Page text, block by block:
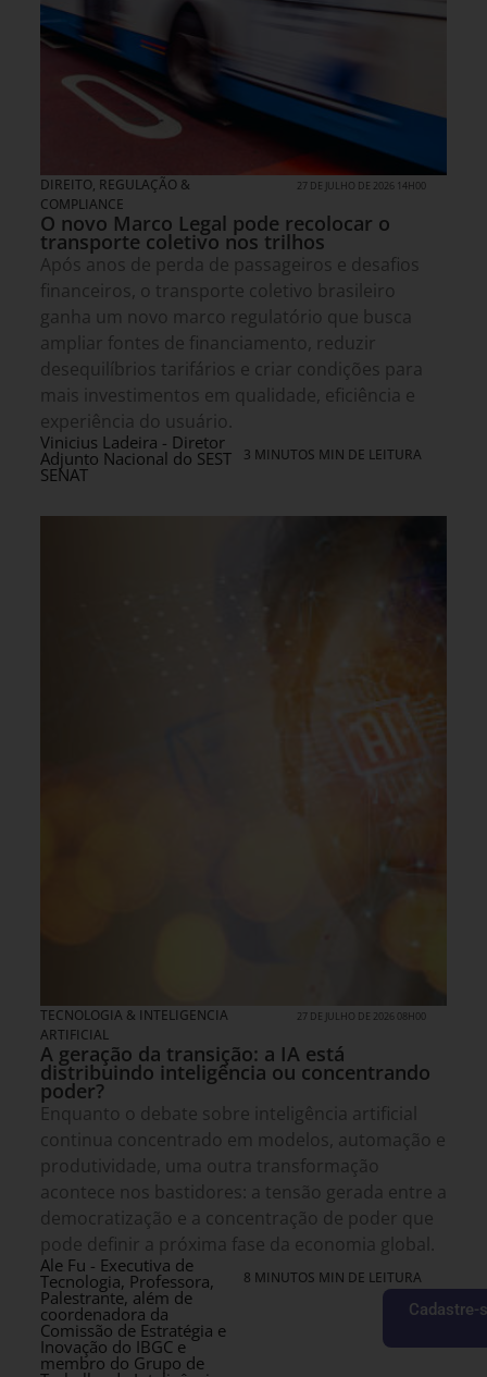
DIREITO, REGULAÇÃO &
COMPLIANCE
27 DE JULHO DE 2026 14H00
O novo Marco Legal pode recolocar o
transporte coletivo nos trilhos
Após anos de perda de passageiros e desafios
financeiros, o transporte coletivo brasileiro
ganha um novo marco regulatório que busca
ampliar fontes de financiamento, reduzir
desequilíbrios tarifários e criar condições para
mais investimentos em qualidade, eficiência e
experiência do usuário.
Vinicius Ladeira - Diretor
Adjunto Nacional do SEST
SENAT
3 MINUTOS MIN DE LEITURA
TECNOLOGIA & INTELIGENCIA
ARTIFICIAL
27 DE JULHO DE 2026 08H00
A geração da transição: a IA está
distribuindo inteligência ou concentrando
poder?
Enquanto o debate sobre inteligência artificial
continua concentrado em modelos, automação e
produtividade, uma outra transformação
acontece nos bastidores: a tensão gerada entre a
democratização e a concentração de poder que
pode definir a próxima fase da economia global.
Ale Fu - Executiva de
Tecnologia, Professora,
Palestrante, além de
coordenadora da
Comissão de Estratégia e
Inovação do IBGC e
membro do Grupo de
8 MINUTOS MIN DE LEITURA
Cadastre-